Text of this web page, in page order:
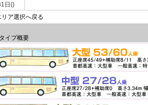
日()
ア選択へ戻る
イプ概要